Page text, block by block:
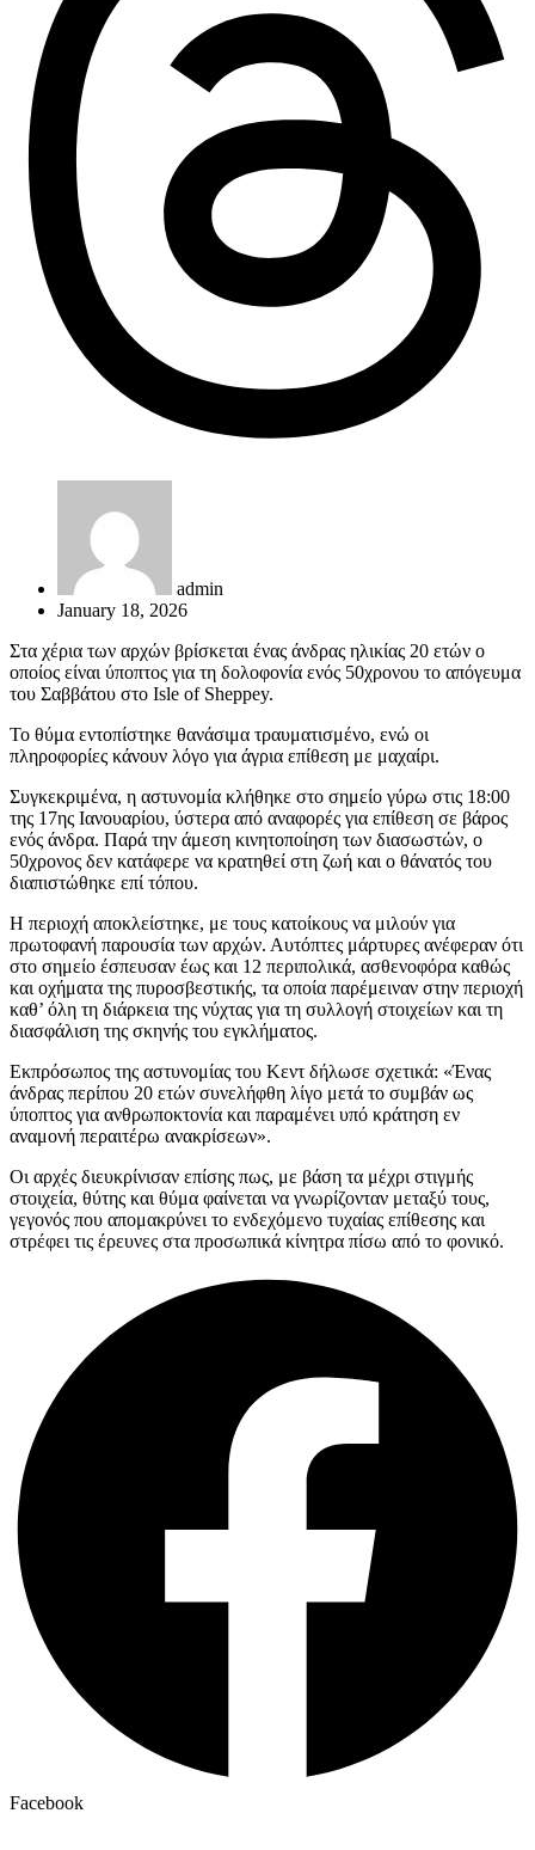
admin
January 18, 2026
Στα χέρια των αρχών βρίσκεται ένας άνδρας ηλικίας 20 ετών ο
οποίος είναι ύποπτος για τη δολοφονία ενός 50χρονου το απόγευμα
του Σαββάτου στο Isle of Sheppey.
Το θύμα εντοπίστηκε θανάσιμα τραυματισμένο, ενώ οι
πληροφορίες κάνουν λόγο για άγρια επίθεση με μαχαίρι.
Συγκεκριμένα, η αστυνομία κλήθηκε στο σημείο γύρω στις 18:00
της 17ης Ιανουαρίου, ύστερα από αναφορές για επίθεση σε βάρος
ενός άνδρα. Παρά την άμεση κινητοποίηση των διασωστών, ο
50χρονος δεν κατάφερε να κρατηθεί στη ζωή και ο θάνατός του
διαπιστώθηκε επί τόπου.
Η περιοχή αποκλείστηκε, με τους κατοίκους να μιλούν για
πρωτοφανή παρουσία των αρχών. Αυτόπτες μάρτυρες ανέφεραν ότι
στο σημείο έσπευσαν έως και 12 περιπολικά, ασθενοφόρα καθώς
και οχήματα της πυροσβεστικής, τα οποία παρέμειναν στην περιοχή
καθ’ όλη τη διάρκεια της νύχτας για τη συλλογή στοιχείων και τη
διασφάλιση της σκηνής του εγκλήματος.
Εκπρόσωπος της αστυνομίας του Κεντ δήλωσε σχετικά: «Ένας
άνδρας περίπου 20 ετών συνελήφθη λίγο μετά το συμβάν ως
ύποπτος για ανθρωποκτονία και παραμένει υπό κράτηση εν
αναμονή περαιτέρω ανακρίσεων».
Οι αρχές διευκρίνισαν επίσης πως, με βάση τα μέχρι στιγμής
στοιχεία, θύτης και θύμα φαίνεται να γνωρίζονταν μεταξύ τους,
γεγονός που απομακρύνει το ενδεχόμενο τυχαίας επίθεσης και
στρέφει τις έρευνες στα προσωπικά κίνητρα πίσω από το φονικό.
Facebook